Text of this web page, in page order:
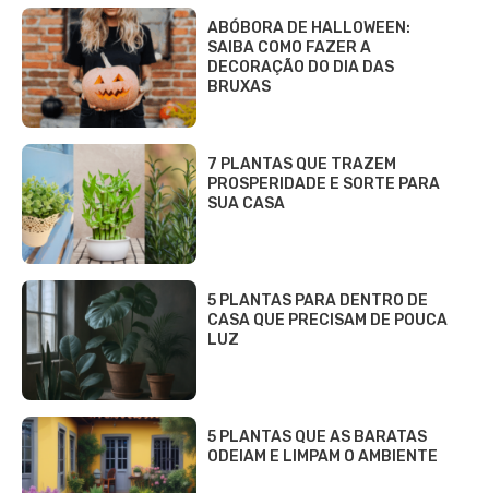
ABÓBORA DE HALLOWEEN:
SAIBA COMO FAZER A
DECORAÇÃO DO DIA DAS
BRUXAS
7 PLANTAS QUE TRAZEM
PROSPERIDADE E SORTE PARA
SUA CASA
5 PLANTAS PARA DENTRO DE
CASA QUE PRECISAM DE POUCA
LUZ
5 PLANTAS QUE AS BARATAS
ODEIAM E LIMPAM O AMBIENTE